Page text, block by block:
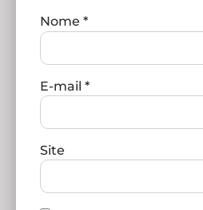
Nome *
E-mail *
Site